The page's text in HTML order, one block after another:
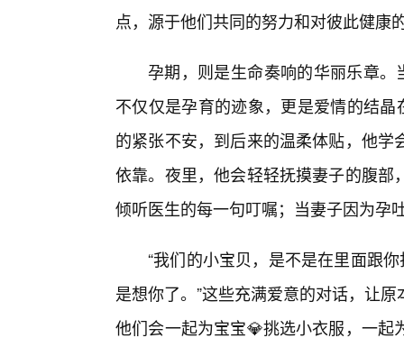
点，源于他们共同的努力和对彼此健康
孕期，则是生命奏响的华丽乐章。
不仅仅是孕育的迹象，更是爱情的结
的紧张不安，到后来的温柔体贴，他
依靠。夜里，他会轻轻抚摸妻子的腹
倾听医生的每一句叮嘱；当妻子因为孕
“我们的小宝贝，是不是在里面跟
是想你了。”这些充满爱意的对话，让
他们会一起为宝宝💎挑选小衣服，一